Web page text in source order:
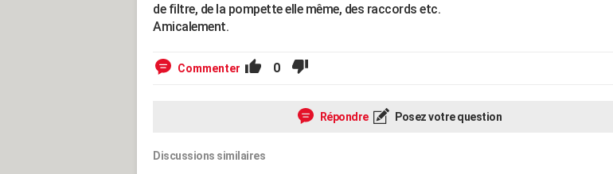
de filtre, de la pompette elle même, des raccords etc.
Amicalement.
Commenter 0
Répondre Posez votre question
Discussions similaires